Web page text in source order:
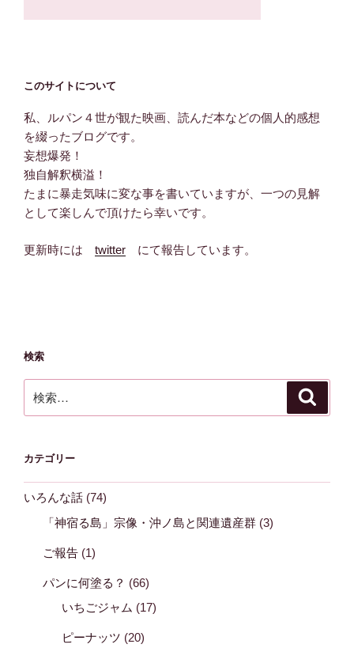
このサイトについて
私、ルパン４世が観た映画、読んだ本などの個人的感想
を綴ったブログです。
妄想爆発！
独自解釈横溢！
たまに暴走気味に変な事を書いていますが、一つの見解
として楽しんで頂けたら幸いです。
更新時には twitter にて報告しています。
検索
索:
カテゴリー
いろんな話 (74)
「神宿る島」宗像・沖ノ島と関連遺産群 (3)
ご報告 (1)
パンに何塗る？ (66)
いちごジャム (17)
ピーナッツ (20)